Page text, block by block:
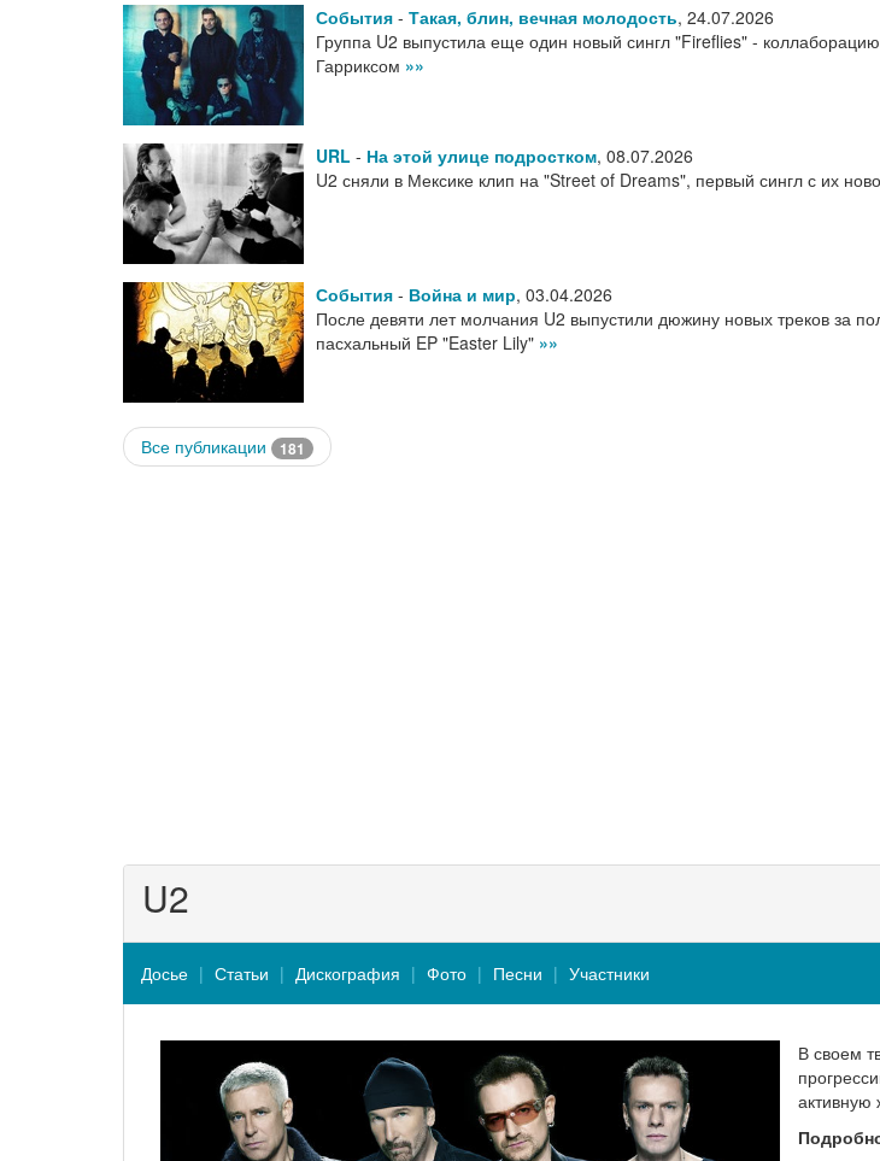
События - Такая, блин, вечная молодость, 24.07.2026
Группа U2 выпустила еще один новый сингл "Fireflies" -
Гарриксом »»
URL - На этой улице подростком, 08.07.2026
U2 сняли в Мексике клип на "Street of Dreams", первый сингл с их
События - Война и мир, 03.04.2026
После девяти лет молчания U2 выпустили дюжину новых треков за
пасхальный EP "Easter Lily" »»
Все публикации 181
U2
Досье Статьи Дискография Фото Песни Участники
В своем
активную